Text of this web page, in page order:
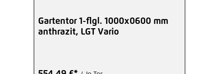
Gartentor 1-flgl. 1000x0600 mm
anthrazit, LGT Vario